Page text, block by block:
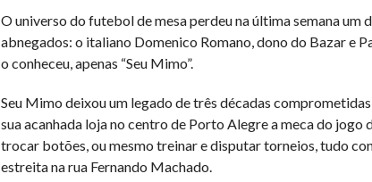
O universo do futebol de mesa perdeu na última semana um
abnegados: o italiano Domenico Romano, dono do Bazar e
o conheceu, apenas “Seu Mimo”.
Seu Mimo deixou um legado de três décadas
sua acanhada loja no centro de Porto Alegre a meca do jogo
trocar botões, ou mesmo treinar e disputar torneios, tudo
estreita na rua Fernando Machado.